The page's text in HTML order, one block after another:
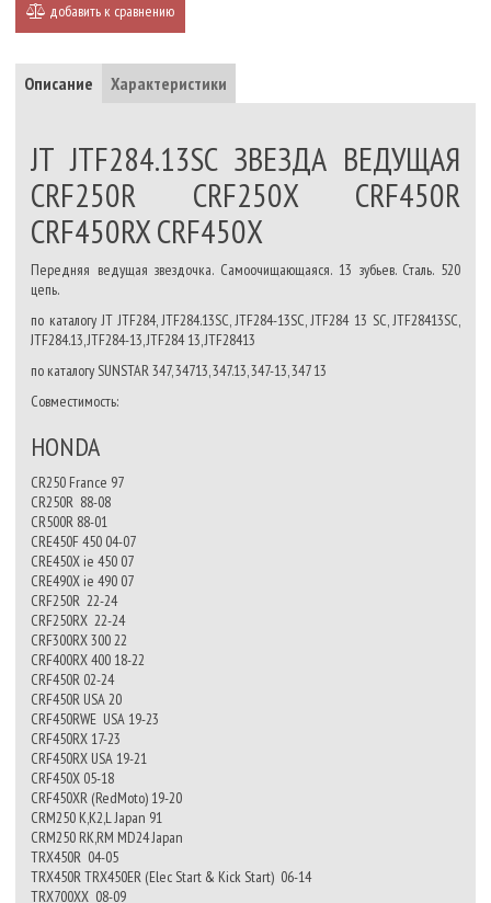
добавить к сравнению
Описание Характеристики
JT JTF284.13SC ЗВЕЗДА ВЕДУЩАЯ
CRF250R CRF250X CRF450R
CRF450RX CRF450X
Передняя ведущая звездочка. Самоочищающаяся. 13 зубьев. Сталь. 520
цепь.
по каталогу JT JTF284, JTF284.13SC, JTF284-13SC, JTF284 13 SC, JTF28413SC,
JTF284.13, JTF284-13, JTF284 13, JTF28413
по каталогу SUNSTAR 347, 34713, 347.13, 347-13, 347 13
Совместимость:
HONDA
CR250 France 97
CR250R 88-08
CR500R 88-01
CRE450F 450 04-07
CRE450X ie 450 07
CRE490X ie 490 07
CRF250R 22-24
CRF250RX 22-24
CRF300RX 300 22
CRF400RX 400 18-22
CRF450R 02-24
CRF450R USA 20
CRF450RWE USA 19-23
CRF450RX 17-23
CRF450RX USA 19-21
CRF450X 05-18
CRF450XR (RedMoto) 19-20
CRM250 K,K2,L Japan 91
CRM250 RK,RM MD24 Japan
TRX450R 04-05
TRX450R TRX450ER (Elec Start & Kick Start) 06-14
TRX700XX 08-09